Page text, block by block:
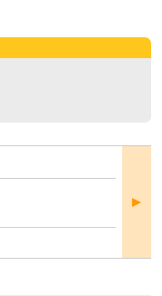
部屋
詳細